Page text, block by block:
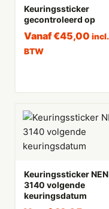
Keuringssticker
gecontroleerd op
Vanaf€45,00 incl.
BTW
Keuringssticker NEN
3140 volgende
keuringsdatum